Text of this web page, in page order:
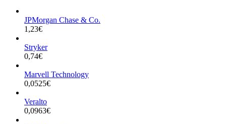
JPMorgan Chase & Co.
1,23€
Stryker
0,74€
Marvell Technology
0,0525€
Veralto
0,0963€